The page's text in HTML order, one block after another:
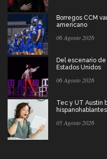
Borregos CCM
americano
06 Agosto 2026
Del escenario
Estados Unidos
06 Agosto 2026
Tec y UT Austin
05 Agosto 2026